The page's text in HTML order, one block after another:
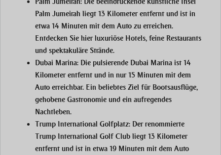
Palm Jumeirah liegt 13 Kilometer entfernt und ist in
etwa 14 Minuten mit dem Auto zu erreichen.
Entdecken Sie hier luxuriöse Hotels, feine Restaurants
und spektakuläre Strände.
Dubai Marina: Die pulsierende Dubai Marina ist 14
Kilometer entfernt und in nur 15 Minuten mit dem
Auto erreichbar. Ein beliebtes Ziel für Bootsausflüge,
gehobene Gastronomie und ein aufregendes
Nachtleben.
Trump International Golfplatz: Der renommierte
Trump International Golf Club liegt 13 Kilometer
entfernt und ist in etwa 19 Minuten mit dem Auto